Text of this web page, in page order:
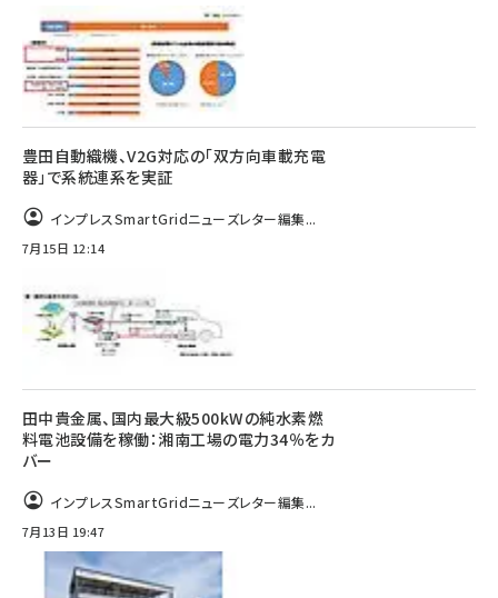
豊田自動織機、V2G対応の「双方向車載充電
器」で系統連系を実証
インプレスSmartGridニューズレター編集...
7月15日 12:14
田中貴金属、国内最大級500kWの純水素燃
料電池設備を稼働：湘南工場の電力34％をカ
バー
インプレスSmartGridニューズレター編集...
7月13日 19:47